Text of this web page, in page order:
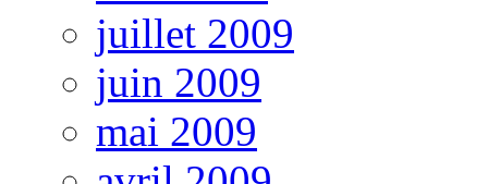
juillet 2009
juin 2009
mai 2009